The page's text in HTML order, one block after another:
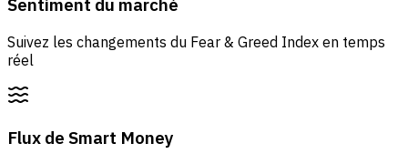
Sentiment du marché
Suivez les changements du Fear & Greed Index en temps
réel
Flux de Smart Money